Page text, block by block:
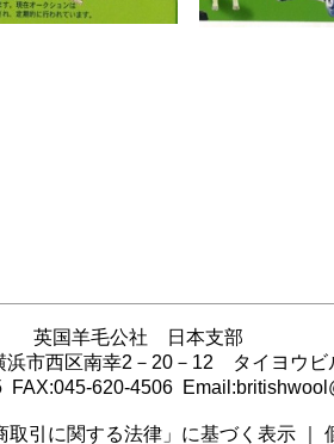
英国羊毛公社 日本支部
浜市西区南幸2－20－12 タイヨウビ
FAX:045-620-4506
取引に関する法律」に基づく表示 ｜